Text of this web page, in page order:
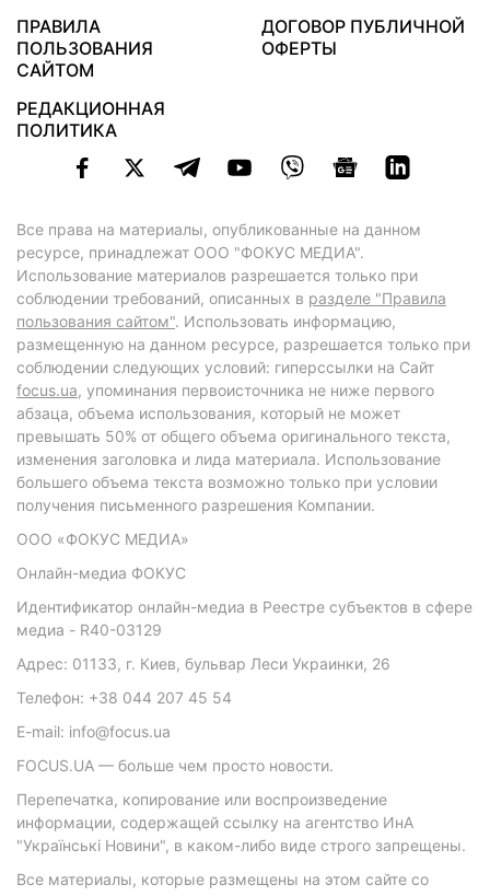
ПРАВИЛА
ПОЛЬЗОВАНИЯ
САЙТОМ
ДОГОВОР ПУБЛИЧНОЙ
ОФЕРТЫ
РЕДАКЦИОННАЯ
ПОЛИТИКА
Все права на материалы, опубликованные на данном
ресурсе, принадлежат ООО "ФОКУС МЕДИА".
Использование материалов разрешается только при
соблюдении требований, описанных в разделе "Правила
пользования сайтом". Использовать информацию,
размещенную на данном ресурсе, разрешается только при
соблюдении следующих условий: гиперссылки на Сайт
focus.ua, упоминания первоисточника не ниже первого
абзаца, объема использования, который не может
превышать 50% от общего объема оригинального текста,
изменения заголовка и лида материала. Использование
большего объема текста возможно только при условии
получения письменного разрешения Компании.
ООО «ФОКУС МЕДИА»
Онлайн-медиа ФОКУС
Идентификатор онлайн-медиа в Реестре субъектов в сфере
медиа - R40-03129
Адрес: 01133, г. Киев, бульвар Леси Украинки, 26
Телефон: +38 044 207 45 54
E-mail: info@focus.ua
FOCUS.UA — больше чем просто новости.
Перепечатка, копирование или воспроизведение
информации, содержащей ссылку на агентство ИнА
"Українські Новини", в каком-либо виде строго запрещены.
Все материалы, которые размещены на этом сайте со